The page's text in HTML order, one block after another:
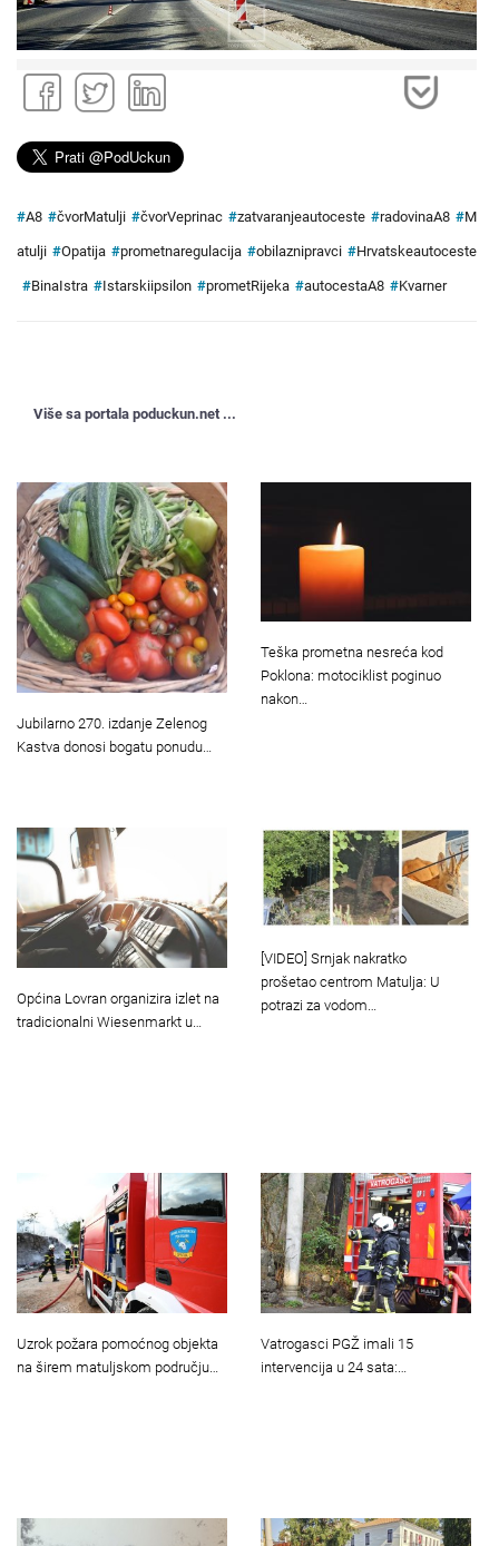
#A8 #čvorMatulji #čvorVeprinac #zatvaranjeautoceste #radovinaA8 #M
atulji #Opatija #prometnaregulacija #obilaznipravci #Hrvatskeautoceste
#BinaIstra #Istarskiipsilon #prometRijeka #autocestaA8 #Kvarner
Više sa portala poduckun.net ...
Jubilarno 270. izdanje Zelenog
Kastva donosi bogatu ponudu…
Teška prometna nesreća kod
Poklona: motociklist poginuo
nakon…
Općina Lovran organizira izlet na
tradicionalni Wiesenmarkt u…
[VIDEO] Srnjak nakratko
prošetao centrom Matulja: U
potrazi za vodom…
Uzrok požara pomoćnog objekta
na širem matuljskom području…
Vatrogasci PGŽ imali 15
intervencija u 24 sata:…